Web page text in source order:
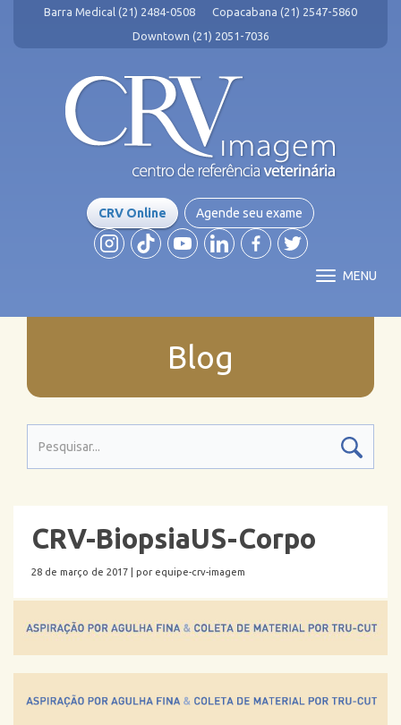
Barra Medical (21) 2484-0508
Copacabana (21) 2547-5860
Downtown (21) 2051-7036
CRV Online Agende seu exame
MENU
Blog
CRV-BiopsiaUS-Corpo
28 de março de 2017 | por equipe-crv-imagem